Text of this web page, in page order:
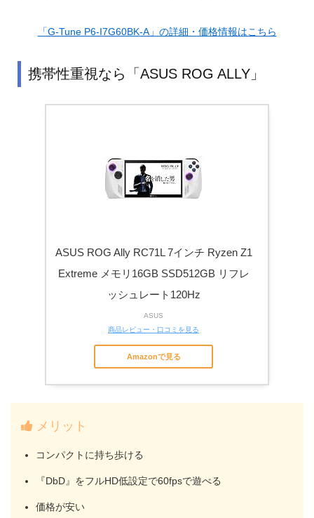
「G-Tune P6-I7G60BK-A」の詳細・価格情報はこちら
携帯性重視なら「ASUS ROG ALLY」
ASUS ROG Ally RC71L 7インチ Ryzen Z1
Extreme メモリ16GB SSD512GB リフレ
ッシュレート120Hz
ASUS
商品レビュー・口コミを見る
Amazonで見る
メリット
コンパクトに持ち歩ける
『DbD』をフルHD低設定で60fpsで遊べる
価格が安い